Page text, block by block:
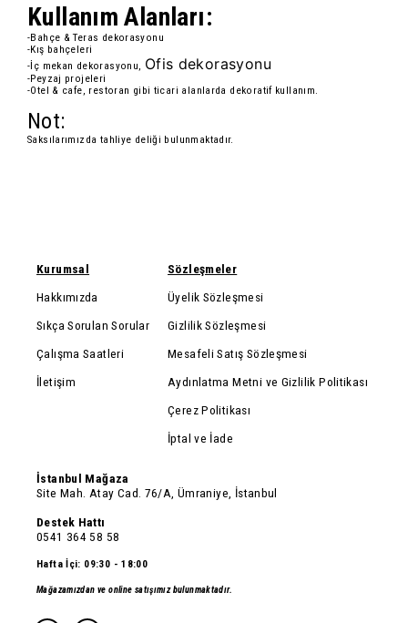
Kullanım Alanları:
-Bahçe & Teras dekorasyonu
-Kış bahçeleri
-İç mekan dekorasyonu, Ofis dekorasyonu
-Peyzaj projeleri
-Otel & cafe, restoran gibi ticari alanlarda dekoratif kullanım.
Not:
Saksılarımızda tahliye deliği bulunmaktadır.
Kurumsal
Hakkımızda
Sıkça Sorulan Sorular
Çalışma Saatleri
İletişim
Sözleşmeler
Üyelik Sözleşmesi
Gizlilik Sözleşmesi
Mesafeli Satış Sözleşmesi
Aydınlatma Metni ve Gizlilik Politikası
Çerez Politikası
İptal ve İade
İstanbul Mağaza
Site Mah. Atay Cad. 76/A, Ümraniye, İstanbul
Destek Hattı
0541 364 58 58
Hafta İçi: 09:30 - 18:00
Mağazamızdan ve online satışımız bulunmaktadır.